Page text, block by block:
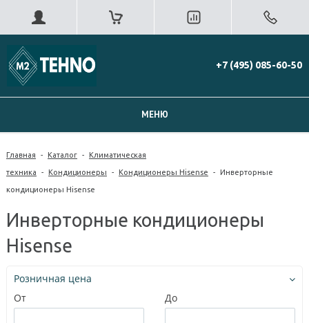
+7 (495) 085-60-50
МЕНЮ
Главная - Каталог - Климатическая
техника - Кондиционеры - Кондиционеры Hisense - Инверторные
кондиционеры Hisense
Инверторные кондиционеры
Hisense
Розничная цена
От
До